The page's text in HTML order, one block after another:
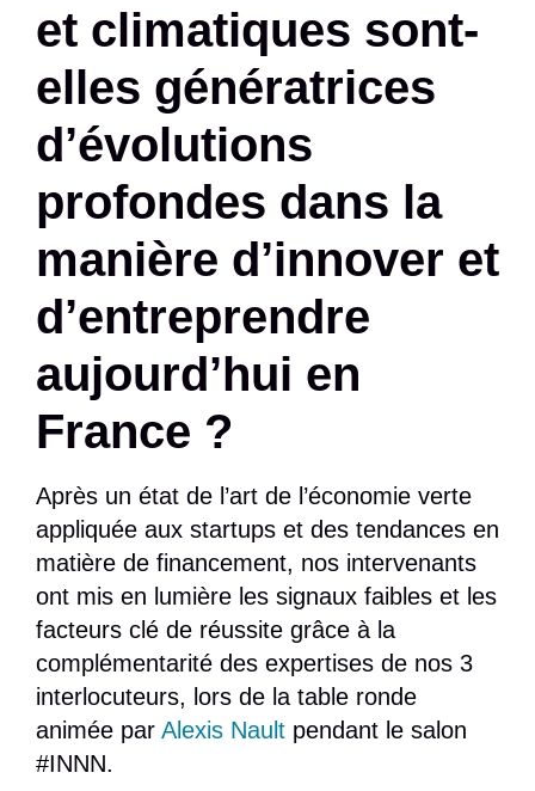
et climatiques sont-
elles génératrices
d’évolutions
profondes dans la
manière d’innover et
d’entreprendre
aujourd’hui en
France ?
Après un état de l’art de l’économie verte
appliquée aux startups et des tendances en
matière de financement, nos intervenants
ont mis en lumière les signaux faibles et les
facteurs clé de réussite grâce à la
complémentarité des expertises de nos 3
interlocuteurs, lors de la table ronde
animée par Alexis Nault pendant le salon
#INNN.